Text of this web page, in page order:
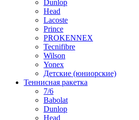
Dunlop
Head
Lacoste
Prince
PROKENNEX
Tecnifibre
Wilson
Yonex
Детские (юниорские)
Теннисная ракетка
7/6
Babolat
Dunlop
Head